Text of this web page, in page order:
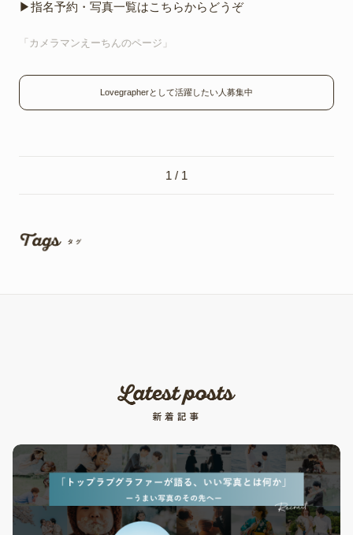
▶︎指名予約・写真一覧はこちらからどうぞ
「カメラマンえーちんのページ」
Lovegrapherとして活躍したい人募集中
1 / 1